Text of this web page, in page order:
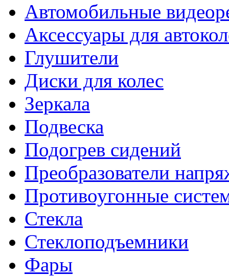
Автомобильные
Аксессуары для
Глушители
Диски для колес
Зеркала
Подвеска
Подогрев сидений
Преобразователи
Противоугонные
Стекла
Стеклоподъемники
Фары